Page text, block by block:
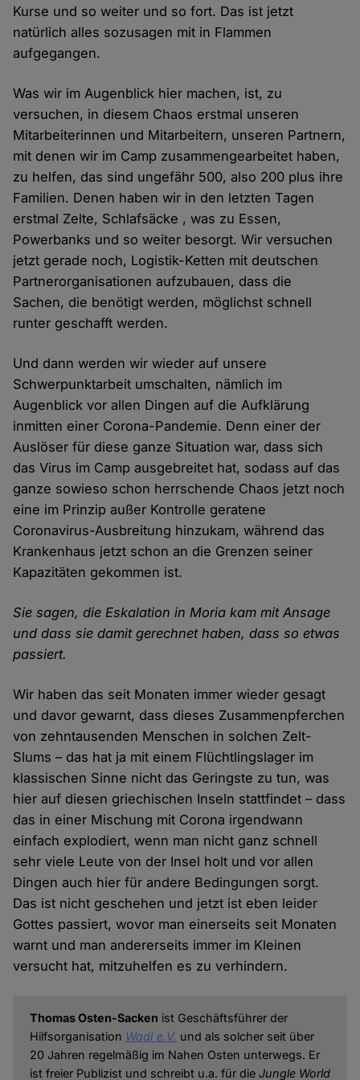
Kurse und so weiter und so fort. Das ist jetzt
natürlich alles sozusagen mit in Flammen
aufgegangen.
Was wir im Augenblick hier machen, ist, zu
versuchen, in diesem Chaos erstmal unseren
Mitarbeiterinnen und Mitarbeitern, unseren Partnern,
mit denen wir im Camp zusammengearbeitet haben,
zu helfen, das sind ungefähr 500, also 200 plus ihre
Familien. Denen haben wir in den letzten Tagen
erstmal Zelte, Schlafsäcke , was zu Essen,
Powerbanks und so weiter besorgt. Wir versuchen
jetzt gerade noch, Logistik-Ketten mit deutschen
Partnerorganisationen aufzubauen, dass die
Sachen, die benötigt werden, möglichst schnell
runter geschafft werden.
Und dann werden wir wieder auf unsere
Schwerpunktarbeit umschalten, nämlich im
Augenblick vor allen Dingen auf die Aufklärung
inmitten einer Corona-Pandemie. Denn einer der
Auslöser für diese ganze Situation war, dass sich
das Virus im Camp ausgebreitet hat, sodass auf das
ganze sowieso schon herrschende Chaos jetzt noch
eine im Prinzip außer Kontrolle geratene
Coronavirus-Ausbreitung hinzukam, während das
Krankenhaus jetzt schon an die Grenzen seiner
Kapazitäten gekommen ist.
Sie sagen, die Eskalation in Moria kam mit Ansage
und dass sie damit gerechnet haben, dass so etwas
passiert.
Wir haben das seit Monaten immer wieder gesagt
und davor gewarnt, dass dieses Zusammenpferchen
von zehntausenden Menschen in solchen Zelt-
Slums – das hat ja mit einem Flüchtlingslager im
klassischen Sinne nicht das Geringste zu tun, was
hier auf diesen griechischen Inseln stattfindet – dass
das in einer Mischung mit Corona irgendwann
einfach explodiert, wenn man nicht ganz schnell
sehr viele Leute von der Insel holt und vor allen
Dingen auch hier für andere Bedingungen sorgt.
Das ist nicht geschehen und jetzt ist eben leider
Gottes passiert, wovor man einerseits seit Monaten
warnt und man andererseits immer im Kleinen
versucht hat, mitzuhelfen es zu verhindern.
Thomas Osten-Sacken ist Geschäftsführer der
Hilfsorganisation Wadi e.V. und als solcher seit über
20 Jahren regelmäßig im Nahen Osten unterwegs. Er
ist freier Publizist und schreibt u.a. für die Jungle World